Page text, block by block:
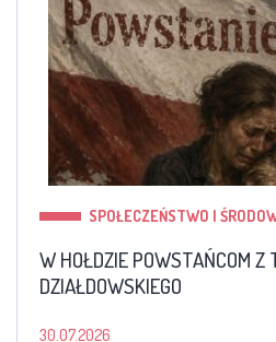
SPOŁECZEŃSTWO I
W HOŁDZIE POWSTAŃCOM Z
DZIAŁDOWSKIEGO
30.07.2026